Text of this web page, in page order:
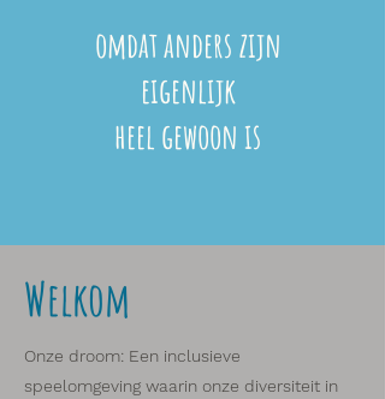
omdat anders zijn
eigenlijk
heel gewoon is
Welkom
Onze droom: Een inclusieve
speelomgeving waarin onze diversiteit in